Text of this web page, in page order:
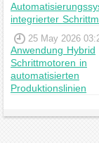
integrierter
25 May 2026
Anwendung Hybrid
Schrittmotoren in
automatisierten
Produktionslinien